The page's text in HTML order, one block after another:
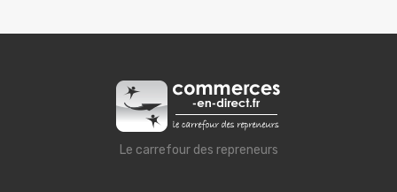
Le carrefour des repreneurs